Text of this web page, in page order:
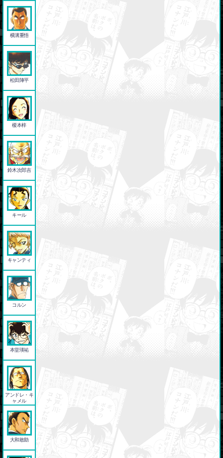
横溝重悟
松田陣平
榎本梓
鈴木次郎吉
キール
キャンティ
コルン
本堂瑛祐
アンドレ・キ
ャメル
大和敢助